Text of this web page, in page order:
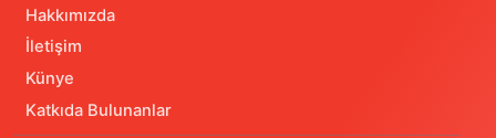
Hakkımızda
İletişim
Künye
Katkıda Bulunanlar